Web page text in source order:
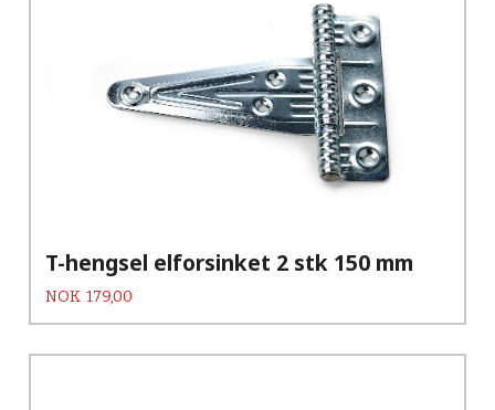
T-hengsel elforsinket 2 stk 150 mm
Pris
NOK 179,00